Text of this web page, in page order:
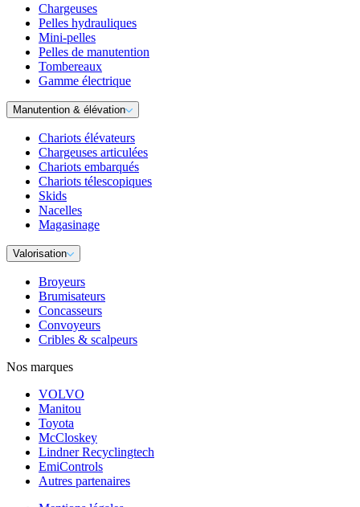
Chargeuses
Pelles hydrauliques
Mini-pelles
Pelles de manutention
Tombereaux
Gamme électrique
Manutention & élévation
Chariots élévateurs
Chargeuses articulées
Chariots embarqués
Chariots télescopiques
Skids
Nacelles
Magasinage
Valorisation
Broyeurs
Brumisateurs
Concasseurs
Convoyeurs
Cribles & scalpeurs
Nos marques
VOLVO
Manitou
Toyota
McCloskey
Lindner Recyclingtech
EmiControls
Autres partenaires